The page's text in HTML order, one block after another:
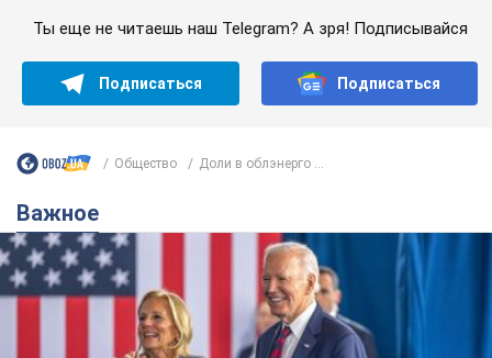
назвала первый симптом, который
сигнализировал о его "агрессивном" раке
Сначала врачи не обратили на это должного внимания
16,5 т.